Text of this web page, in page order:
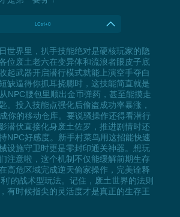
LCtrl+0
世界里，扒手技能绝对是硬核玩家的隐
位废土老六在变异体和流浪者眼皮子底
起武器开启潜行模式就能上演空手夺白
缺逼得你抓耳挠腮时，这技能简直就是
腰包里顺出金币弹药，甚至能摸走
。投入技能点强化后偷盗成功率暴涨，
你的移动仓库。要说骚操作还得看潜行
潜伏直接化身废土佐罗，推进剧情时还
NPC好感度。新手村菜鸟用这招能快速
设施守卫时更是零封印通关神器。想玩
注意啦，这个机制不仅能缓解前期生存
高危区域完成逆天偷家操作，完美诠释
'的战术型玩法。记住，废土世界的法则
有时候指尖的灵活度才是真正的生存王